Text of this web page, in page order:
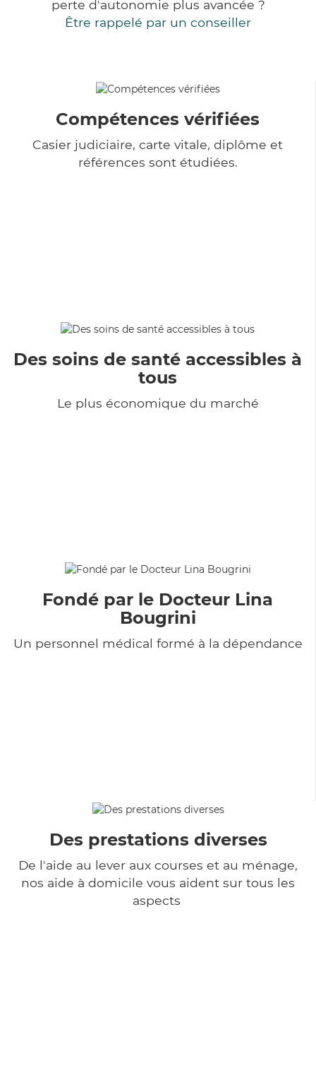
perte d'autonomie plus avancée ?
Être rappelé par un conseiller
Compétences vérifiées
Casier judiciaire, carte vitale, diplôme et
références sont étudiées.
Des soins de santé accessibles à
tous
Le plus économique du marché
Fondé par le Docteur Lina
Bougrini
Un personnel médical formé à la dépendance
Des prestations diverses
De l'aide au lever aux courses et au ménage,
nos aide à domicile vous aident sur tous les
aspects